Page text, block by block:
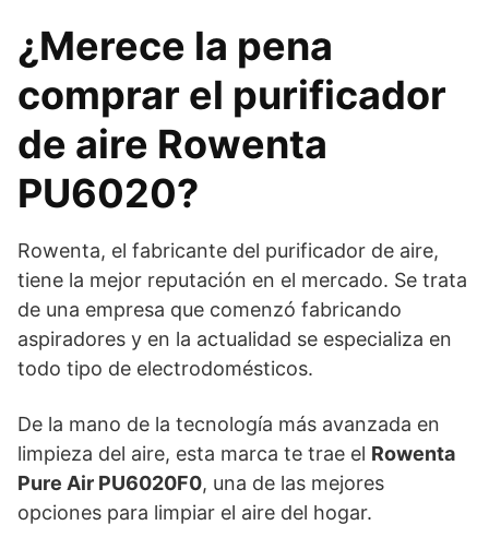
¿Merece la pena
comprar el purificador
de aire Rowenta
PU6020?
Rowenta, el fabricante del purificador de aire,
tiene la mejor reputación en el mercado. Se trata
de una empresa que comenzó fabricando
aspiradores y en la actualidad se especializa en
todo tipo de electrodomésticos.
De la mano de la tecnología más avanzada en
limpieza del aire, esta marca te trae el Rowenta
Pure Air PU6020F0, una de las mejores
opciones para limpiar el aire del hogar.